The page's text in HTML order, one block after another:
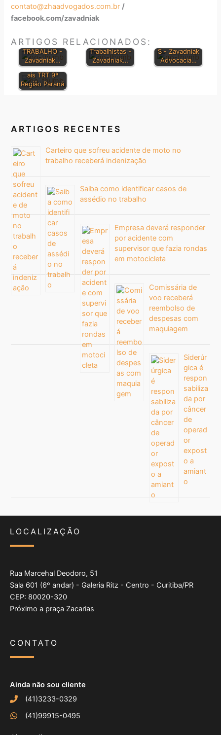
contato@zhaadvogados.com.br /
facebook.com/zavadniak
ARTIGOS RELACIONADOS:
DO
TRABALHO -
Zavadniak…
Direitos
Trabalhistas -
Zavadniak…
S - Zavadniak
Advocacia…
Orientações
Jurisprudenci
ais TRT 9ª
Região Paraná
ARTIGOS RECENTES
Carteiro que sofreu acidente de moto no
trabalho receberá indenização
Saiba como identificar casos de
assédio no trabalho
Empresa deverá responder
por acidente com
supervisor que fazia rondas
em motocicleta
Comissária de
voo receberá
reembolso de
despesas com
maquiagem
Siderúr
gica é
respon
sabiliza
da por
câncer
de
operad
or
expost
o a
amiant
o
LOCALIZAÇÃO
Rua Marcehal Deodoro, 51
Sala 601 (6º andar) - Galeria Ritz - Centro - Curitiba/PR
CEP: 80020-320
Próximo a praça Zacarias
CONTATO
Ainda não sou cliente
(41)3233-0329
(41)99915-0495